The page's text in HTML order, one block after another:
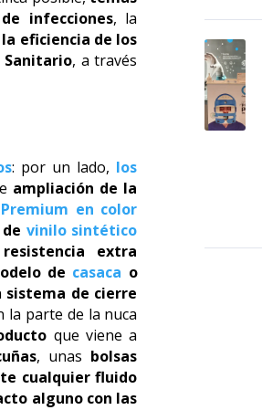
infecciones, la
eficiencia de los
, a través
: por un lado, los
ampliación de la
en color
vinilo sintético
extra
de casaca o
sistema de cierre
la parte de la nuca
que viene a
, unas bolsas
cualquier fluido
alguno con las